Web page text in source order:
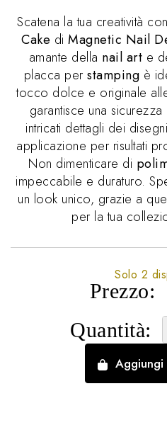
Scatena la tua creatività
Cake diMagnetic Nail
amante della nail art e
placca per stamping è
tocco dolce e originale
garantisce una
intricati dettagli dei
applicazione per risultati
Non dimenticare di
impeccabile e duraturo.
un look unico, grazie a
per la tua
Prezzo:
Solo 2
Quantità:
Aggiungi